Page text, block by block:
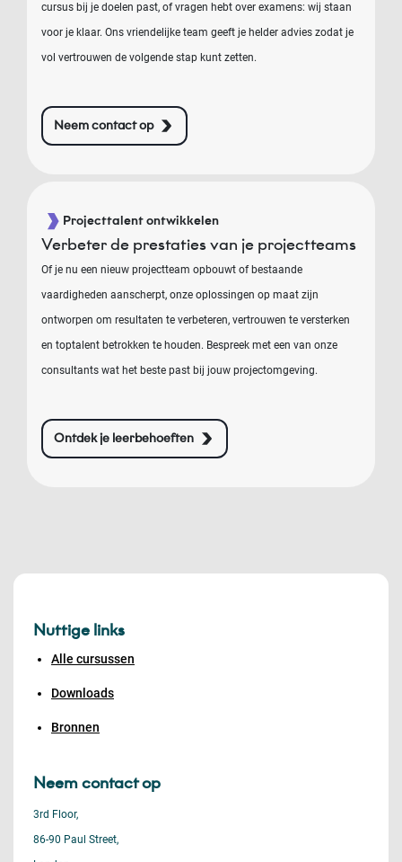
cursus bij je doelen past, of vragen hebt over examens: wij staan
voor je klaar. Ons vriendelijke team geeft je helder advies zodat je
vol vertrouwen de volgende stap kunt zetten.
Neem contact op
Projecttalent ontwikkelen
Verbeter de prestaties van je projectteams
Of je nu een nieuw projectteam opbouwt of bestaande
vaardigheden aanscherpt, onze oplossingen op maat zijn
ontworpen om resultaten te verbeteren, vertrouwen te versterken
en toptalent betrokken te houden. Bespreek met een van onze
consultants wat het beste past bij jouw projectomgeving.
Ontdek je leerbehoeften
Nuttige links
Alle cursussen
Downloads
Bronnen
Neem contact op
3rd Floor,
86-90 Paul Street,